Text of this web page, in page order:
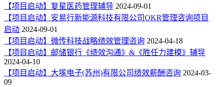
【项目启动】复星医药管理辅导 2024-09-01
【项目启动】安易行新能源科技有限公司OKR管理咨询项目
启动 2024-09-01
【项目启动】微传科技战略绩效管理咨询 2024-04-18
【项目启动】邮储银行《绩效沟通》&《胜任力建模》辅导
2024-04-10
【项目启动】大塚电子(苏州)有限公司绩效薪酬咨询 2024-03-
09